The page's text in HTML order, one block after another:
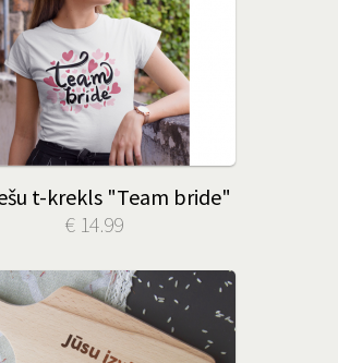
t-krekls "Team bride"
€ 14.99